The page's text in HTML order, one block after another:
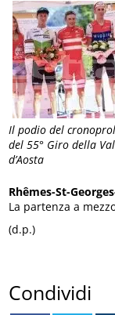
Il podio del
del 55° Giro della
d’Aosta
Rhêmes-St-
La partenza a
(d.p.)
Condividi